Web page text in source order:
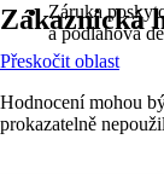
Záruka
a podlahová
Zákaznická
Přeskočit oblast
Hodnocení mohou
prokazatelně